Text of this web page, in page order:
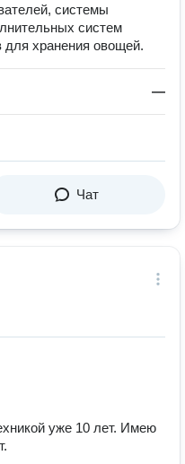
системы
систем
для хранения овощей.
—
Чат
уже 10 лет. Имею